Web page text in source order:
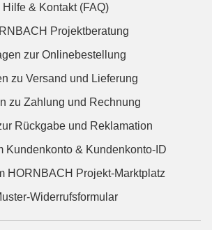
Hilfe & Kontakt (FAQ)
Projektberatung
zur Onlinebestellung
zu Versand und Lieferung
zu Zahlung und Rechnung
Rückgabe und Reklamation
Kundenkonto & Kundenkonto-ID
HORNBACH Projekt-Marktplatz
Widerrufsformular